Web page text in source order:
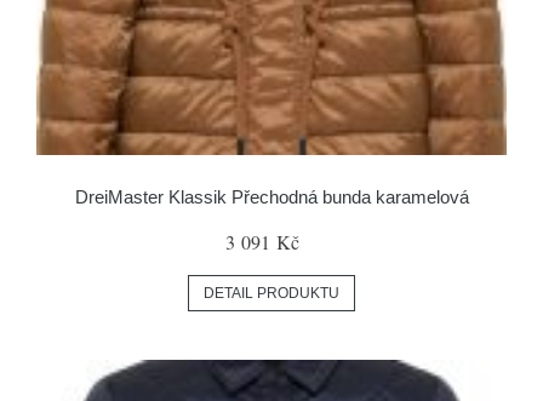
DreiMaster Klassik Přechodná bunda karamelová
3 091 Kč
DETAIL PRODUKTU